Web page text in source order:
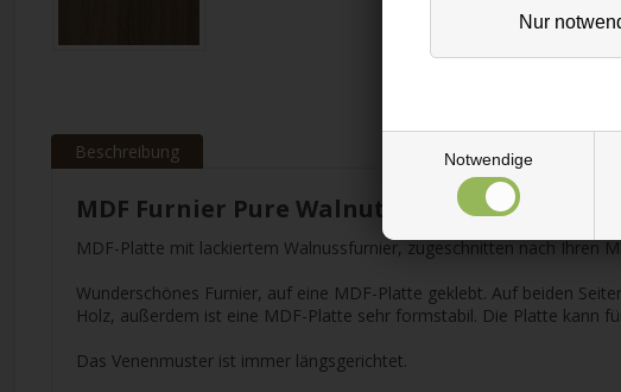
Notwendige
Beschreibung
MDF Furnier Pure Walnut lackiert SHINNOKI
MDF-Platte mit lackiertem Walnussfurnier, zugeschnitten nach Ihren
Wunderschönes Furnier, auf eine MDF-Platte geklebt. Auf beiden
Holz, außerdem ist eine MDF-Platte sehr formstabil. Die Platte kann
Das Venenmuster ist immer längsgerichtet.